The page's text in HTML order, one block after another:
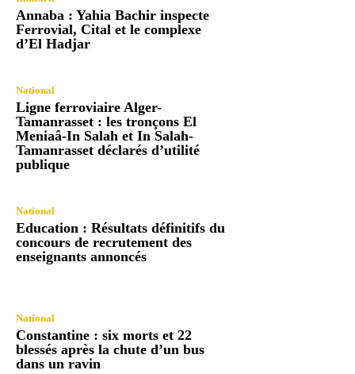
Annaba : Yahia Bachir inspecte
Ferrovial, Cital et le complexe
d’El Hadjar
National
Ligne ferroviaire Alger-
Tamanrasset : les tronçons El
Meniaâ-In Salah et In Salah-
Tamanrasset déclarés d’utilité
publique
National
Education : Résultats définitifs du
concours de recrutement des
enseignants annoncés
National
Constantine : six morts et 22
blessés après la chute d’un bus
dans un ravin